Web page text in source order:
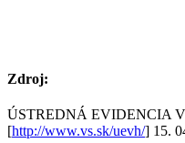
Zdroj:
ÚSTREDNÁ EVIDENCIA
[http://www.vs.sk/uevh/] 15.